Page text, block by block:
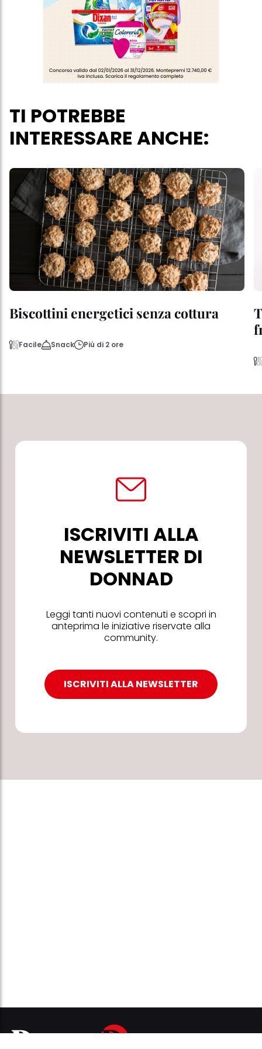
TI POTREBBE
INTERESSARE ANCHE:
Biscottini energetici senza cottura
Facile Snack Più di 2 ore
ISCRIVITI ALLA
NEWSLETTER DI
DONNAD
Leggi tanti nuovi contenuti e scopri in
anteprima le iniziative riservate alla
community.
ISCRIVITI ALLA NEWSLETTER
acconsenti all'uso dei cookie e al trattamento dei tuoi dati
personali per tutte le finalità sopra indicate. Se fai clic su "Rifiuta",
verranno utilizzati solo i cookie tecnicamente necessari per fornirti
questo sito web.